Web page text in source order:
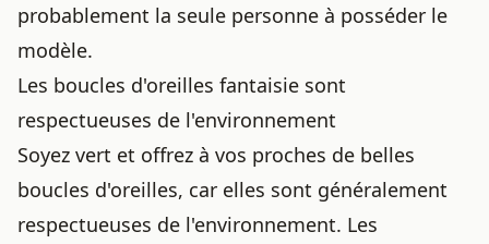
probablement la seule personne à posséder le
modèle.
Les boucles d'oreilles fantaisie sont
respectueuses de l'environnement
Soyez vert et offrez à vos proches de belles
boucles d'oreilles, car elles sont généralement
respectueuses de l'environnement. Les